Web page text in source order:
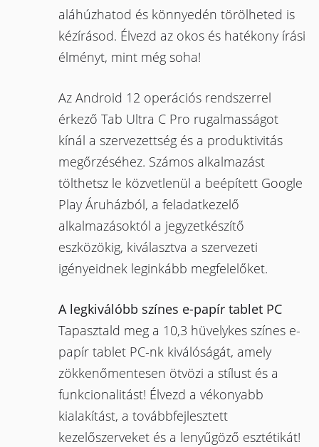
aláhúzhatod és könnyedén törölheted is
kézírásod. Élvezd az okos és hatékony írási
élményt, mint még soha!
Az Android 12 operációs rendszerrel
érkező Tab Ultra C Pro rugalmasságot
kínál a szervezettség és a produktivitás
megőrzéséhez. Számos alkalmazást
tölthetsz le közvetlenül a beépített Google
Play Áruházból, a feladatkezelő
alkalmazásoktól a jegyzetkészítő
eszközökig, kiválasztva a szervezeti
igényeidnek leginkább megfelelőket.
A legkiválóbb színes e-papír tablet PC
Tapasztald meg a 10,3 hüvelykes színes e-
papír tablet PC-nk kiválóságát, amely
zökkenőmentesen ötvözi a stílust és a
funkcionalitást! Élvezd a vékonyabb
kialakítást, a továbbfejlesztett
kezelőszerveket és a lenyűgöző esztétikát!